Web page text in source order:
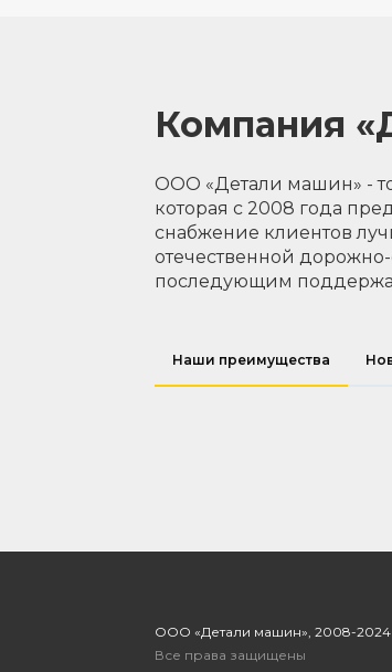
Компания
ООО «Детали машин» -
которая с 2008 года
снабжение клиентов
отечественной
последующим
Наши преимущества
ООО «Детали машин», 2008-2024
Все права защищены